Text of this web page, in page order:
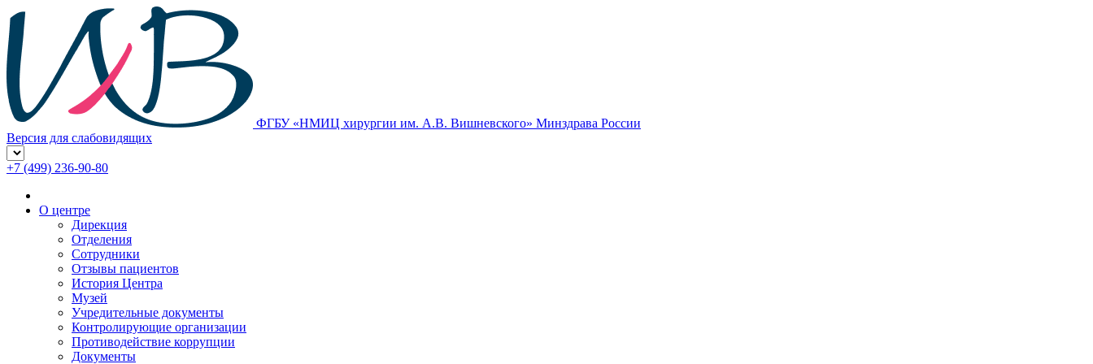
ФГБУ «НМИЦ хирургии им. А.В. Вишневского» Минздрава России
Версия для слабовидящих
+7 (499) 236-90-80
О центре
Дирекция
Отделения
Сотрудники
Отзывы пациентов
История Центра
Музей
Учредительные документы
Контролирующие организации
Противодействие коррупции
Документы